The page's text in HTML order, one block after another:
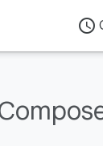
access_time